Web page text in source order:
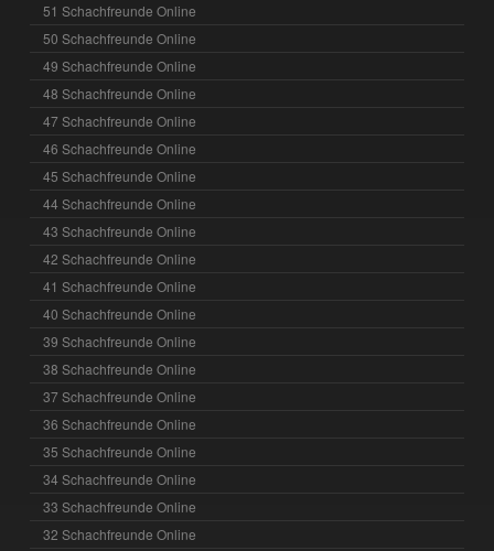
51 Schachfreunde Online
50 Schachfreunde Online
49 Schachfreunde Online
48 Schachfreunde Online
47 Schachfreunde Online
46 Schachfreunde Online
45 Schachfreunde Online
44 Schachfreunde Online
43 Schachfreunde Online
42 Schachfreunde Online
41 Schachfreunde Online
40 Schachfreunde Online
39 Schachfreunde Online
38 Schachfreunde Online
37 Schachfreunde Online
36 Schachfreunde Online
35 Schachfreunde Online
34 Schachfreunde Online
33 Schachfreunde Online
32 Schachfreunde Online